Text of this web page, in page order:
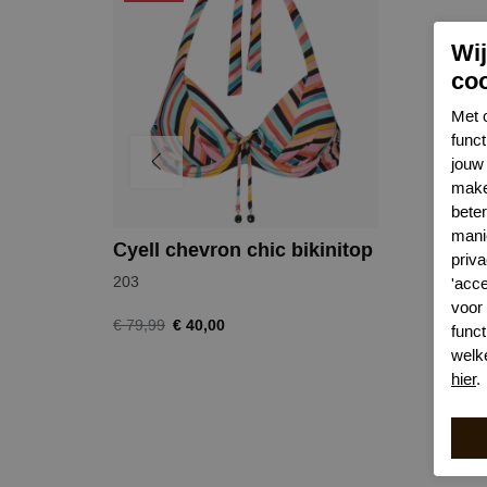
Cyell chevron chic bikinitop
203
€ 79,99 € 40,00
Met
voor
hier.